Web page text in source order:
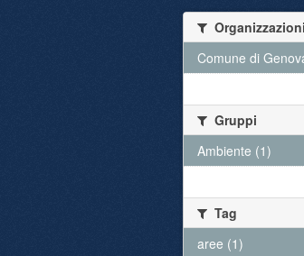
Organizzazioni
Comune di
Gruppi
Ambiente (1)
Tag
aree (1)